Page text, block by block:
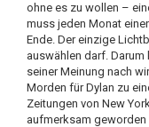
ohne es zu wollen –
muss jeden Monat
Ende. Der einzige
auswählen darf.
seiner Meinung nach
Morden für Dylan zu
Zeitungen von New
aufmerksam